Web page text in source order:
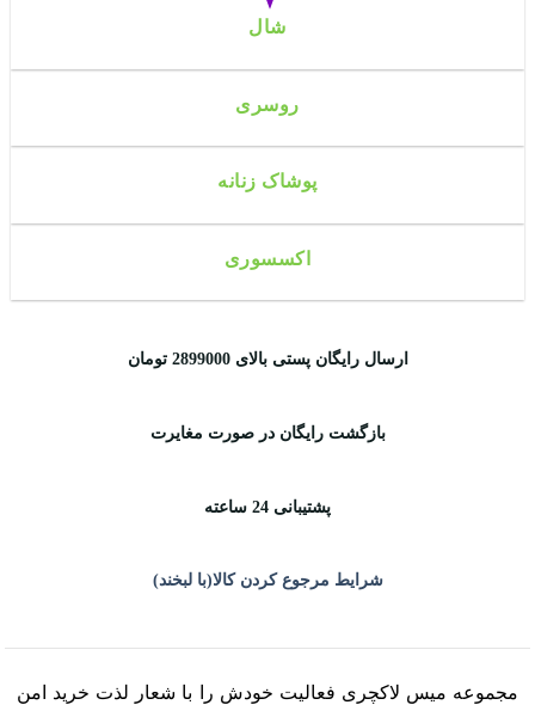
شال
روسری
پوشاک زنانه
اکسسوری
ارسال رایگان پستی بالای 2899000 تومان
بازگشت رایگان در صورت مغایرت
پشتیبانی 24 ساعته
شرایط مرجوع کردن کالا(با لبخند)
مجموعه میس لاکچری فعالیت خودش را با شعار لذت خرید امن